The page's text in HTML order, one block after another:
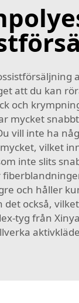
att du kan
och
mycket
vill inte ha
vilket
inte slits
och håller
också,
tyg från